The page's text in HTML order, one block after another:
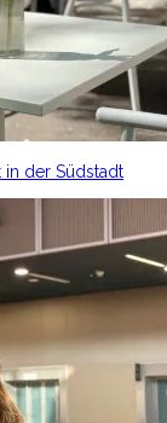
in der Südstadt